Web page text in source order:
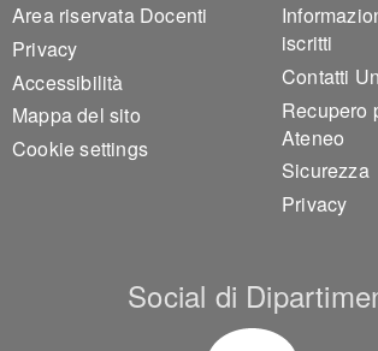
Area riservata Docenti
Privacy
Accessibilità
Mappa del sito
Cookie settings
iscritti
Contatti
Recupero
Ateneo
Sicurezza
Privacy
Social di